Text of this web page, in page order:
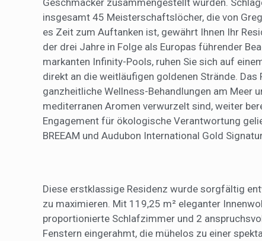
insgesamt 45 Meisterschaftslöcher, die von
es Zeit zum Auftanken ist, gewährt Ihnen Ihr
der drei Jahre in Folge als Europas führender
markanten Infinity-Pools, ruhen Sie sich auf
direkt an die weitläufigen goldenen Strände.
ganzheitliche Wellness-Behandlungen am Meer
mediterranen Aromen verwurzelt sind, weiter
Engagement für ökologische Verantwortung
BREEAM und Audubon International Gold
Diese erstklassige Residenz wurde sorgfältig
zu maximieren. Mit 119,25 m² eleganter
proportionierte Schlafzimmer und 2
Fenstern eingerahmt, die mühelos zu einer